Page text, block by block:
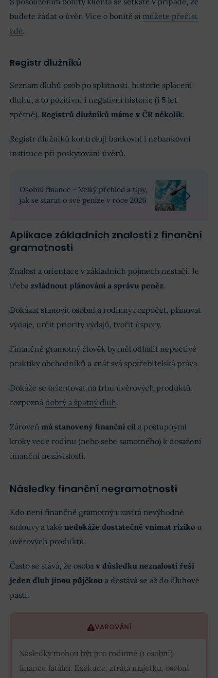
budete žádat o úvěr. Více o bonitě si můžete přečíst
zde.
Registr dlužníků
Seznam dluhů osob po splatnosti, historie splácení
dluhů, a to pozitivní i negativní historie (i 5 let
zpětně). Registrů dlužníků máme v ČR několik.
Registr dlužníků kontrolují bankovní i nebankovní
instituce při poskytování úvěrů.
Osobní finance – Velký přehled a tipy,
jak se starat o své peníze v roce 2026
Aplikace základních znalostí z finanční
gramotnosti
Znalost a orientace v základních pojmech nestačí. Je
třeba zvládnout plánování a správu peněz.
Dokázat stanovit osobní a rodinný rozpočet, plánovat
výdaje, určit priority výdajů, tvořit úspory.
Finančně gramotný člověk by měl odhalit nepoctivé
praktiky obchodníků a znát svá spotřebitelská práva.
Dokáže se orientovat na trhu úvěrových produktů,
rozpozná dobrý a špatný dluh.
Zároveň má stanovený finanční cíl a postupnými
kroky vede rodinu (nebo sebe samotného) k dosažení
finanční nezávislosti.
Následky finanční negramotnosti
Kdo není finančně gramotný uzavírá nevýhodné
smlouvy a také nedokáže dostatečně vnímat riziko u
úvěrových produktů.
Často se stává, že osoba v důsledku neznalostí řeší
jeden dluh jinou půjčkou a dostává se až do dluhové
pasti.
VAROVÁNÍ
Následky mohou být pro rodinné (i osobní)
finance fatální. Exekuce, ztráta majetku, osobní